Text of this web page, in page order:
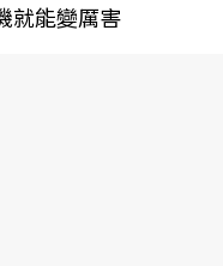
就能變厲害